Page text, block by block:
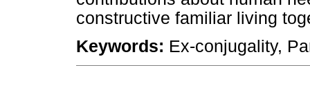
constructive familiar living
Keywords: Ex-conjugality,